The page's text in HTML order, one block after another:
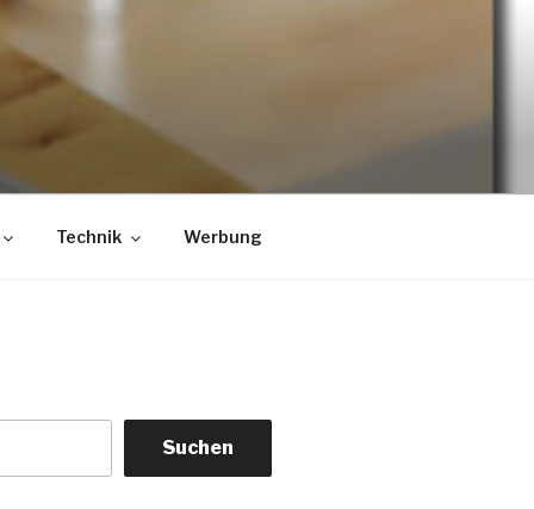
Technik Werbung
Suchen